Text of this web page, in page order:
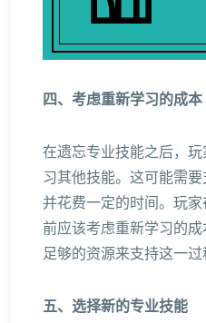
四、考虑重新学习的成本
在遗忘专业技能之后，
习其他技能。这可能需要
并花费一定的时间。玩
前应该考虑重新学习的
足够的资源来支持这一过
五、选择新的专业技能